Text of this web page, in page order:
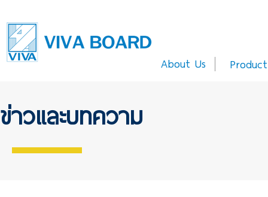
About Us Product
ข่าวและบทความ